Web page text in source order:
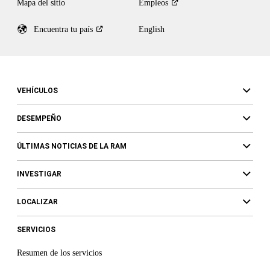
Mapa del sitio Empleos
Encuentra tu país English
VEHÍCULOS
DESEMPEÑO
ÚLTIMAS NOTICIAS DE LA RAM
INVESTIGAR
LOCALIZAR
SERVICIOS
Resumen de los servicios